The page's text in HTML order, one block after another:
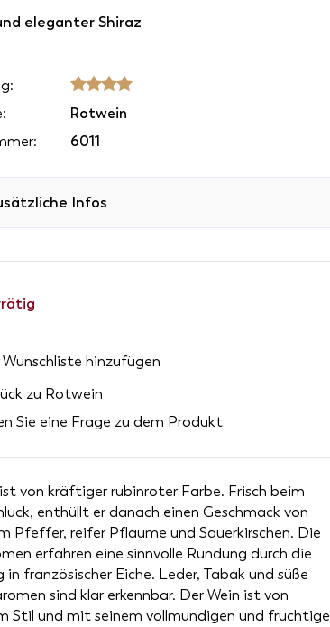
eleganter Shiraz
SSSS
Rotwein
6011
Infos
hinzufügen
zu Rotwein
Sie eine Frage zu dem Produkt
von kräftiger rubinroter Farbe. Frisch beim
enthüllt er danach einen Geschmack von
Pfeffer, reifer Pflaume und Sauerkirschen. Die
erfahren eine sinnvolle Rundung durch die
in französischer Eiche. Leder, Tabak und süße
sind klar erkennbar. Der Wein ist von
Stil und mit seinem vollmundigen und